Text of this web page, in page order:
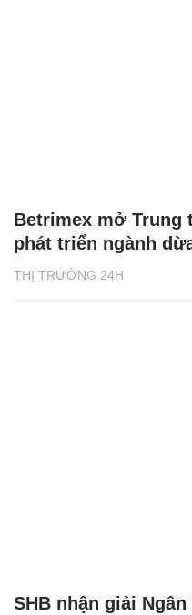
THỊ TRƯỜNG 24H
Betrimex mở Trung
phát triển ngành
SHB nhận giải